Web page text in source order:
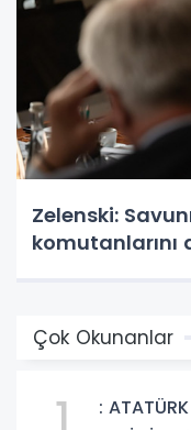
Zelenski:
Çok Okunanlar
: